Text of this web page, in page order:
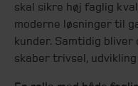
skal sikre høj faglig
moderne løsninger til
kunder. Samtidig
skaber trivsel,